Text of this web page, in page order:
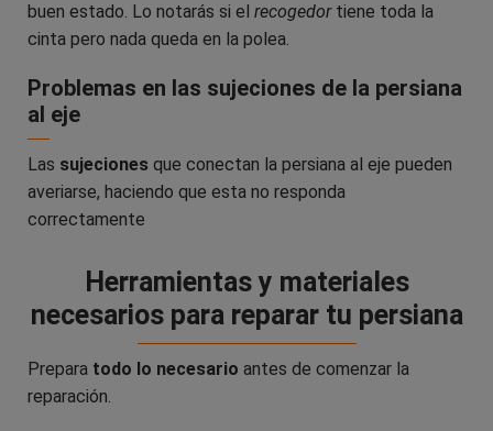
buen estado. Lo notarás si el recogedortiene toda la
cinta pero nada queda en la polea.
Problemas en las sujeciones de la persiana
al eje
Las sujeciones que conectan la persiana al eje pueden
averiarse, haciendo que esta no responda
correctamente
Herramientas y materiales
necesarios para reparar tu persiana
Prepara todo lo necesario antes de comenzar la
reparación.